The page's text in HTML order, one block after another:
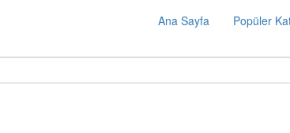
Ana Sayfa Popüler